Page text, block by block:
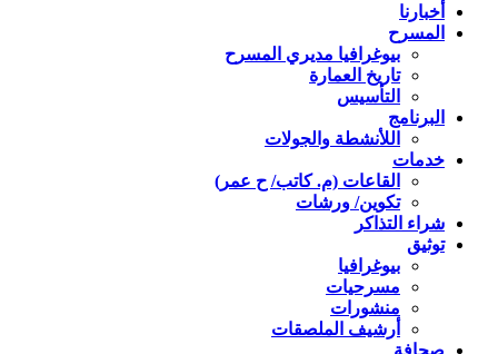
أخبارنا
المسرح
بيوغرافيا مديري المسرح
تاريخ العمارة
التأسيس
البرنامج
اللأنشطة والجولات
خدمات
القاعات (م. كاتب/ ح عمر)
تكوين/ ورشات
شراء التذاكر
توثيق
بيوغرافيا
مسرحيات
منشورات
أرشيف الملصقات
صحافة